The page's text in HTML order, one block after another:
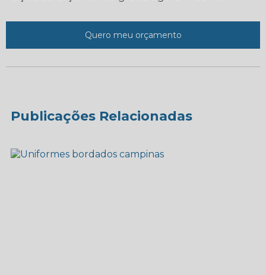
Quero meu orçamento
Publicações Relacionadas